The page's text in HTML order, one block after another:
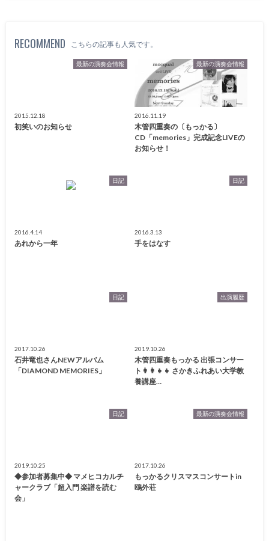
RECOMMEND こちらの記事も人気です。
最新の演奏会情報
2015.12.18
初笑いのお知らせ
最新の演奏会情報
2016.11.19
木管四重奏の〔もっかる〕
CD「memories」完成記念LIVEの
お知らせ！
日記
2016.4.14
あれから一年
日記
2016.3.13
手をはなす
日記
2017.10.26
石井竜也さんNEWアルバム
「DIAMOND MEMORIES」
出演履歴
2019.10.26
木管四重奏もっかる 出張コンサー
ト👩‍👩‍👧‍👧 さかきふれあい大学教
養講座…
日記
2019.10.25
◆参加者募集中◆ マメヒコカルチ
ャークラブ「超入門 楽譜を読む
会」
最新の演奏会情報
2017.10.26
もっかるクリスマスコンサートin
鴎外荘